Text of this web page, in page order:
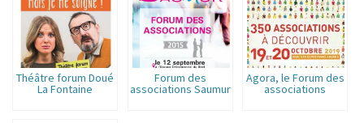
Théâtre forum Doué
La Fontaine
Forum des
associations Saumur
Agora, le Forum des
associations